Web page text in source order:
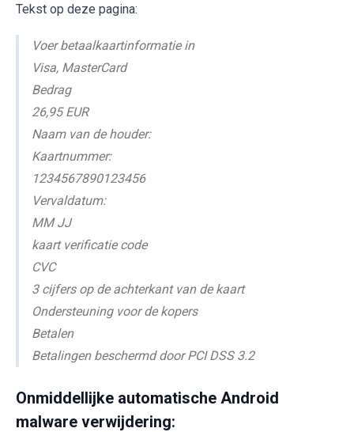
Tekst op deze pagina:
Voer betaalkaartinformatie in
Visa, MasterCard
Bedrag
26,95 EUR
Naam van de houder:
Kaartnummer:
1234567890123456
Vervaldatum:
MM JJ
kaart verificatie code
CVC
3 cijfers op de achterkant van de kaart
Ondersteuning voor de kopers
Betalen
Betalingen beschermd door PCI DSS 3.2
Onmiddellijke automatische Android
malware verwijdering: